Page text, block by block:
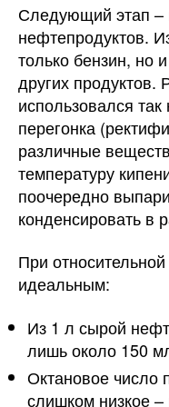
Следующий этап –
нефтепродуктов.
только бензин, но
других
использовался
перегонка
различные
температуру
поочередно
конденсировать в
При
идеальным:
Из 1 л сырой
лишь около 150
Октановое число
слишком низкое